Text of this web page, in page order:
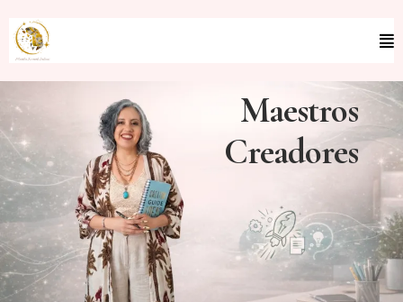
Maestros
Creadores